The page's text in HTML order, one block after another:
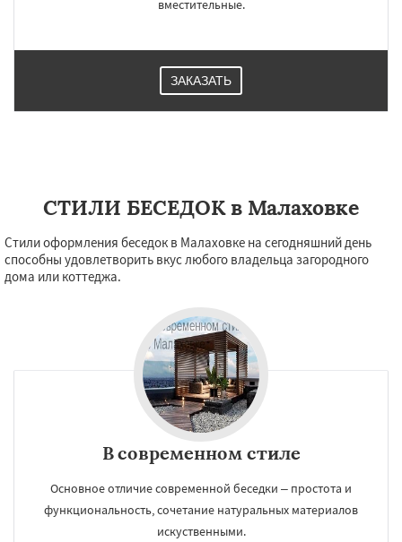
вместительные.
ЗАКАЗАТЬ
СТИЛИ БЕСЕДОК в Малаховке
Стили оформления беседок в Малаховке на сегодняшний день
способны удовлетворить вкус любого владельца загородного
дома или коттеджа.
В современном стиле
Основное отличие современной беседки – простота и
функциональность, сочетание натуральных материалов
искуственными.